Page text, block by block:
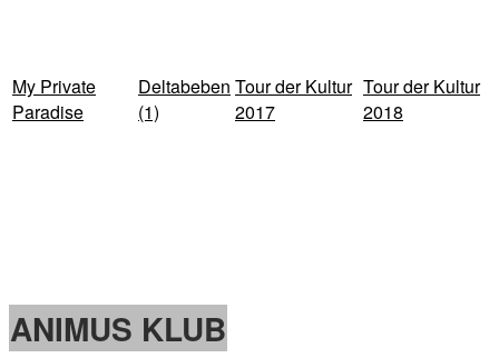
My Private
Paradise
Deltabeben
(1)
Tour der Kultur
2017
Tour der Kultur
2018
ANIMUS KLUB